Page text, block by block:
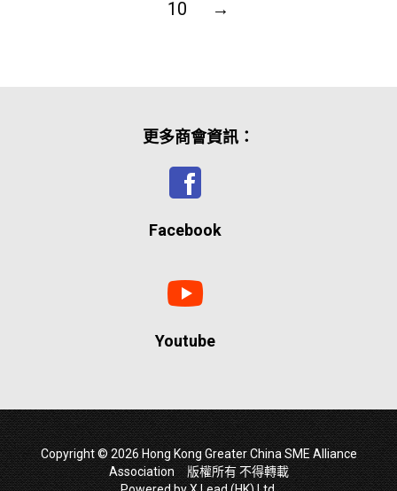
10
→
更多商會資訊：
Facebook
Youtube
Copyright © 2026 Hong Kong Greater China SME Alliance
Association 版權所有 不得轉載